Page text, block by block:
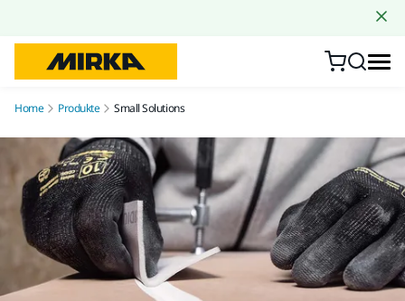
Home Produkte Small Solutions